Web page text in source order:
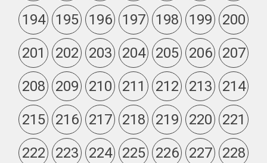
194
195 196 197 198 199
200
201
202 203 204 205 206
207
208
209 210 211 212 213
214
215
216 217 218 219 220
221
222
223 224 225 226 227
228